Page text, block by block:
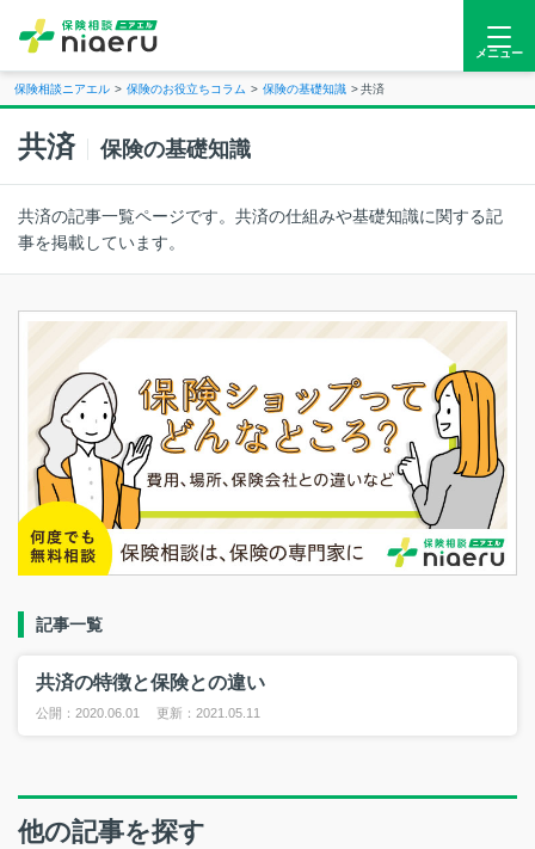
メニュー
保険相談ニアエル 保険のお役立ちコラム 保険の基礎知識 共済
共済 保険の基礎知識
共済の記事一覧ページです。共済の仕組みや基礎知識に関する記
事を掲載しています。
記事一覧
共済の特徴と保険との違い
公開：2020.06.01 更新：2021.05.11
他の記事を探す